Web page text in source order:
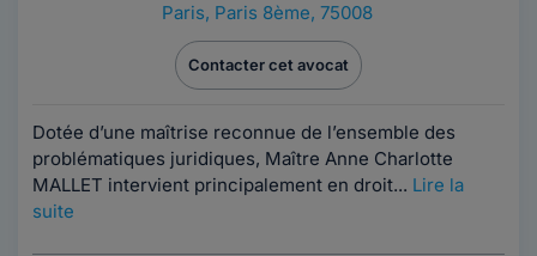
Paris, Paris 8ème, 75008
Contacter cet avocat
Dotée d’une maîtrise reconnue de l’ensemble des
problématiques juridiques, Maître Anne Charlotte
MALLET intervient principalement en droit... Lire la
suite